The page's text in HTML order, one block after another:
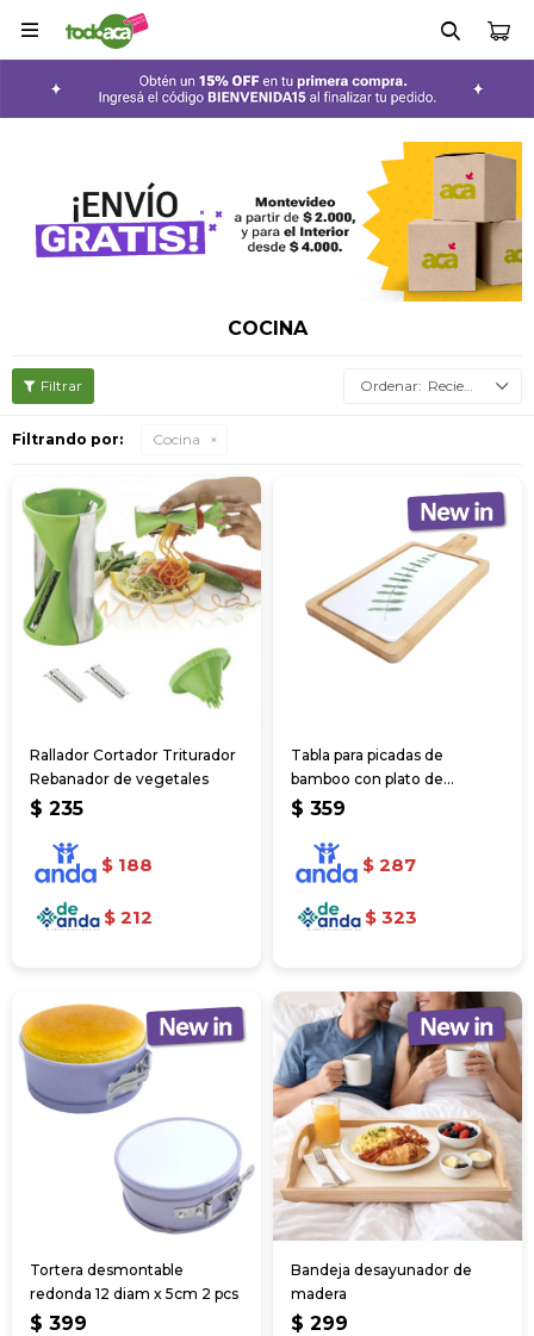

COCINA
Recientes
Filtrando por: Cocina
Rallador Cortador Triturador
Rebanador de vegetales
$ 235
$ 188
$ 212
Tabla para picadas de
bamboo con plato de
cerámica extraíble
$ 359
$ 287
$ 323
Tortera desmontable
redonda 12 diam x 5cm 2 pcs
$ 399
Bandeja desayunador de
madera
$ 299